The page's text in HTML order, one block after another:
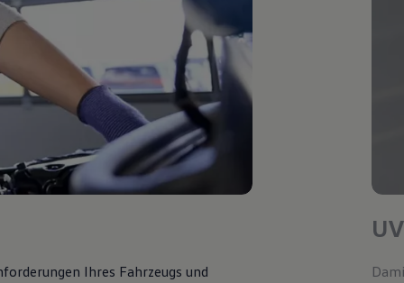
Ihres Fahrzeugs und